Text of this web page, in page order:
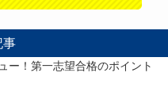
事
ー！第一志望合格のポイント